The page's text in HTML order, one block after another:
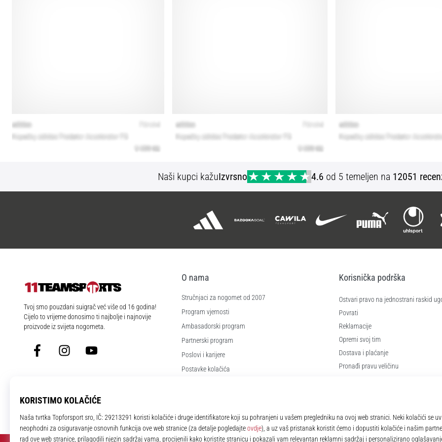
Naši kupci kažuIzvrsno 4.6 od 5 temeljen na 12051
11teamsports.hr
Tvoj smo pouzdani suigrač već više od 16 godina!
Cijelo to vrijeme donosimo ti najbolje i najnovije
proizvode iz svijeta nogometa.
FacebookInstagramYouTube
O nama
Stručnjaci za nogomet od 2007
Program vjernosti
Ambasadorski program
Partnerski program
Poslovi i karijere
Postavke kolačića
Korisnička podrška
Ostvari pravo na jednostrani raskid
Povrati
Reklamacije
Opremi svoj tim
Dostava i plaćanje
Pronađi pravu veličinu